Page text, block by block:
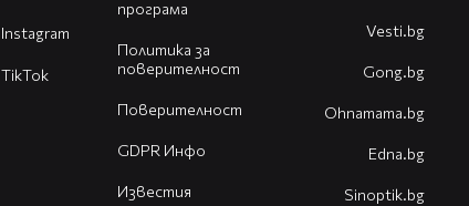
програма
Политика за
поверителност
Поверителност
GDPR Инфо
Известия
Instagram
TikTok
Vesti.bg
Gong.bg
Оhnamama.bg
Edna.bg
Sinoptik.bg